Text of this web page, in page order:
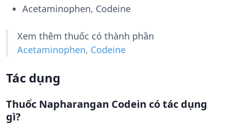
Acetaminophen, Codeine
Xem thêm thuốc có thành phần
Acetaminophen, Codeine
Tác dụng
Thuốc Napharangan Codein có tác dụng
gì?